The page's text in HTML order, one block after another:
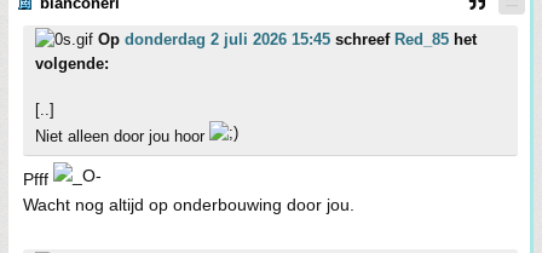
Op donderdag 2 juli 2026 15:45 schreef Red_85 het
volgende:
[..]
Niet alleen door jou hoor
Pfff
Wacht nog altijd op onderbouwing door jou.